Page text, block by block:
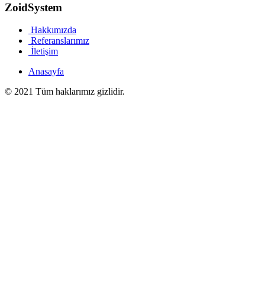
ZoidSystem
Hakkımızda
Referanslarımız
İletişim
Anasayfa
© 2021 Tüm haklarımız gizlidir.